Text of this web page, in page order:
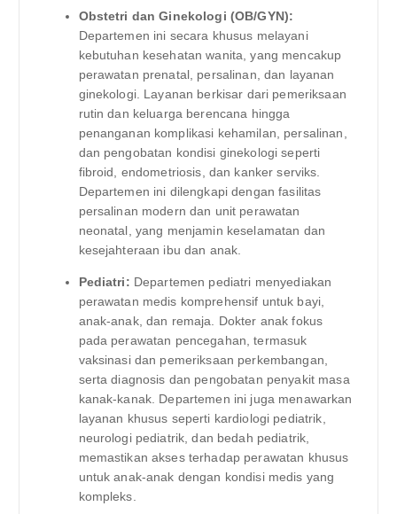
Obstetri dan Ginekologi (OB/GYN):
Departemen ini secara khusus melayani
kebutuhan kesehatan wanita, yang mencakup
perawatan prenatal, persalinan, dan layanan
ginekologi. Layanan berkisar dari pemeriksaan
rutin dan keluarga berencana hingga
penanganan komplikasi kehamilan, persalinan,
dan pengobatan kondisi ginekologi seperti
fibroid, endometriosis, dan kanker serviks.
Departemen ini dilengkapi dengan fasilitas
persalinan modern dan unit perawatan
neonatal, yang menjamin keselamatan dan
kesejahteraan ibu dan anak.
Pediatri: Departemen pediatri menyediakan
perawatan medis komprehensif untuk bayi,
anak-anak, dan remaja. Dokter anak fokus
pada perawatan pencegahan, termasuk
vaksinasi dan pemeriksaan perkembangan,
serta diagnosis dan pengobatan penyakit masa
kanak-kanak. Departemen ini juga menawarkan
layanan khusus seperti kardiologi pediatrik,
neurologi pediatrik, dan bedah pediatrik,
memastikan akses terhadap perawatan khusus
untuk anak-anak dengan kondisi medis yang
kompleks.